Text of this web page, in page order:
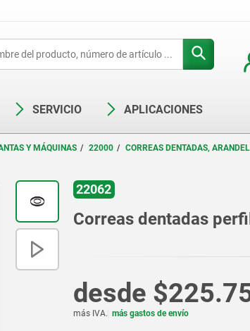
SERVICIO APLICACIONES
Y MÁQUINAS 22000 CORREAS DENTADAS,
22062
Correas dentadas
desde
más IVA. más gastos de envío